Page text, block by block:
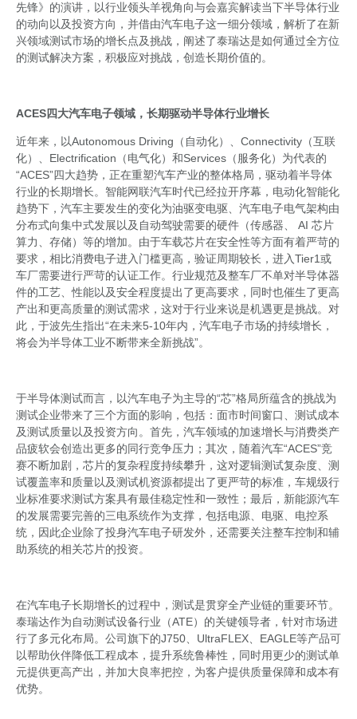
先锋》的演讲，以行业领头羊视角向与会嘉宾解读当下半导体行业
的动向以及投资方向，并借由汽车电子这一细分领域，解析了在新
兴领域测试市场的增长点及挑战，阐述了泰瑞达是如何通过全方位
的测试解决方案，积极应对挑战，创造长期价值的。
ACES四大汽车电子领域，长期驱动半导体行业增长
近年来，以Autonomous Driving（自动化）、Connectivity（互联
化）、Electrification（电气化）和Services（服务化）为代表的
“ACES”四大趋势，正在重塑汽车产业的整体格局，驱动着半导体
行业的长期增长。智能网联汽车时代已经拉开序幕，电动化智能化
趋势下，汽车主要发生的变化为油驱变电驱、汽车电子电气架构由
分布式向集中式发展以及自动驾驶需要的硬件（传感器、 AI 芯片
算力、存储）等的增加。由于车载芯片在安全性等方面有着严苛的
要求，相比消费电子进入门槛更高，验证周期较长，进入Tier1或
车厂需要进行严苛的认证工作。行业规范及整车厂不单对半导体器
件的工艺、性能以及安全程度提出了更高要求，同时也催生了更高
产出和更高质量的测试需求，这对于行业来说是机遇更是挑战。对
此，于波先生指出“在未来5-10年内，汽车电子市场的持续增长，
将会为半导体工业不断带来全新挑战”。
于半导体测试而言，以汽车电子为主导的“芯”格局所蕴含的挑战为
测试企业带来了三个方面的影响，包括：面市时间窗口、测试成本
及测试质量以及投资方向。首先，汽车领域的加速增长与消费类产
品疲软会创造出更多的同行竞争压力；其次，随着汽车“ACES”竞
赛不断加剧，芯片的复杂程度持续攀升，这对逻辑测试复杂度、测
试覆盖率和质量以及测试机资源都提出了更严苛的标准，车规级行
业标准要求测试方案具有最佳稳定性和一致性；最后，新能源汽车
的发展需要完善的三电系统作为支撑，包括电源、电驱、电控系
统，因此企业除了投身汽车电子研发外，还需要关注整车控制和辅
助系统的相关芯片的投资。
在汽车电子长期增长的过程中，测试是贯穿全产业链的重要环节。
泰瑞达作为自动测试设备行业（ATE）的关键领导者，针对市场进
行了多元化布局。公司旗下的J750、UltraFLEX、EAGLE等产品可
以帮助伙伴降低工程成本，提升系统鲁棒性，同时用更少的测试单
元提供更高产出，并加大良率把控，为客户提供质量保障和成本有
优势。